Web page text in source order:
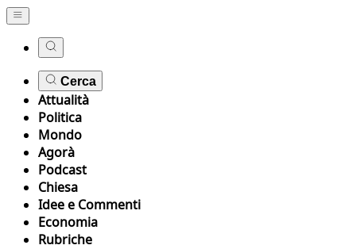
Cerca
Attualità
Politica
Mondo
Agorà
Podcast
Chiesa
Idee e Commenti
Economia
Rubriche